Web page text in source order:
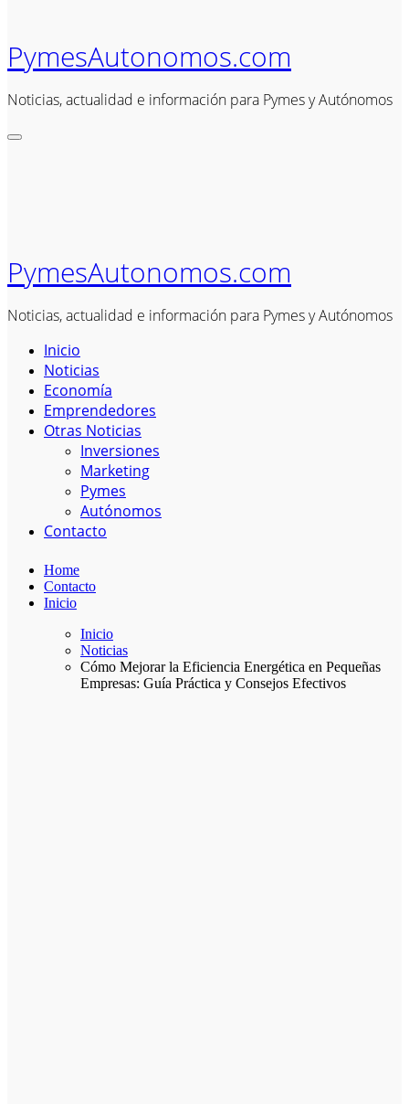
PymesAutonomos.com
Noticias, actualidad e información para Pymes y Autónomos
PymesAutonomos.com
Noticias, actualidad e información para Pymes y Autónomos
Inicio
Noticias
Economía
Emprendedores
Otras Noticias
Inversiones
Marketing
Pymes
Autónomos
Contacto
Home
Contacto
Inicio
Inicio
Noticias
Cómo Mejorar la Eficiencia Energética en Pequeñas
Empresas: Guía Práctica y Consejos Efectivos